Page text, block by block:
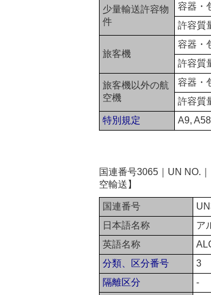
少量輸送許容物
件
容器・
許容質
旅客機
容器・
許容質
旅客機以外の航
空機
容器・
許容質
特別規定
A9, A58
国連番号3065｜UN NO.
空輸送】
国連番号
日本語名称
ア
英語名称
分類、区分番号
3
隔離区分
-